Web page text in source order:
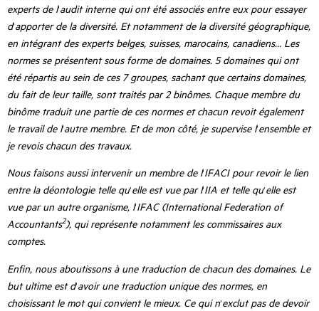
experts de l’audit interne qui ont été associés entre eux pour essayer
d’apporter de la diversité. Et notamment de la diversité géographique,
en intégrant des experts belges, suisses, marocains, canadiens… Les
normes se présentent sous forme de domaines. 5 domaines qui ont
été répartis au sein de ces 7 groupes, sachant que certains domaines,
du fait de leur taille, sont traités par 2 binômes. Chaque membre du
binôme traduit une partie de ces normes et chacun revoit également
le travail de l’autre membre. Et de mon côté, je supervise l’ensemble et
je revois chacun des travaux.
Nous faisons aussi intervenir un membre de l’IFACI pour revoir le lien
entre la déontologie telle qu’elle est vue par l’IIA et telle qu’elle est
vue par un autre organisme, l’IFAC (International Federation of
Accountants2), qui représente notammentles commissaires aux
comptes.
Enfin, nous aboutissons à une traduction de chacun des domaines. Le
but ultime est d’avoir une traduction unique des normes, en
choisissant le mot qui convient le mieux. Ce qui n’exclut pas de devoir